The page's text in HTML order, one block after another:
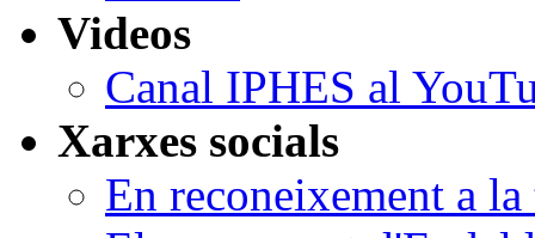
Videos
Canal IPHES al
Xarxes socials
En reconeixement a